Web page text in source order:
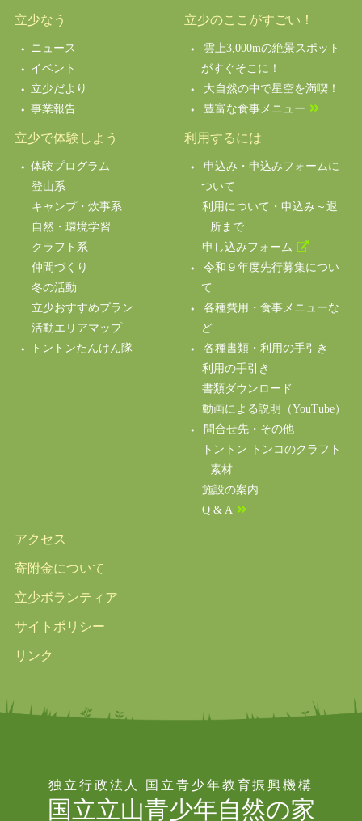
立少なう
ニュース
イベント
立少だより
事業報告
立少のここがすごい！
雲上3,000mの絶景スポット
がすぐそこに！
大自然の中で星空を満喫！
豊富な食事メニュー
立少で体験しよう
体験プログラム
登山系
キャンプ・炊事系
自然・環境学習
クラフト系
仲間づくり
冬の活動
立少おすすめプラン
活動エリアマップ
トントンたんけん隊
利用するには
申込み・申込みフォームに
ついて
利用について・申込み～退
所まで
申し込みフォーム
令和９年度先行募集につい
て
各種費用・食事メニューな
ど
各種書類・利用の手引き
利用の手引き
書類ダウンロード
動画による説明（YouTube）
問合せ先・その他
トントン トンコのクラフト
素材
施設の案内
Q & A
アクセス
寄附金について
立少ボランティア
サイトポリシー
リンク
独立行政法人 国立青少年教育振興機構
国立立山青少年自然の家